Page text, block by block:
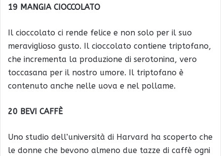
19 MANGIA CIOCCOLATO
Il cioccolato ci rende felice e non solo per il suo
meraviglioso gusto. Il cioccolato contiene triptofano,
che incrementa la produzione di serotonina, vero
toccasana per il nostro umore. Il triptofano è
contenuto anche nelle uova e nel pollame.
20 BEVI CAFFÈ
Uno studio dell’università di Harvard ha scoperto che
le donne che bevono almeno due tazze di caffè ogni